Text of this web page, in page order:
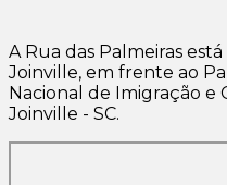
A Rua das Palmeiras
Joinville, em frente ao
Nacional de Imigração e
Joinville - SC.